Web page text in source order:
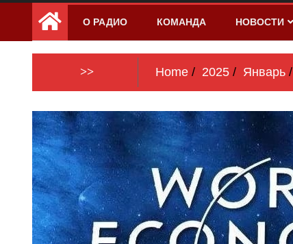
Радио МЕТРО
бесплатно в хорошем качестве Санкт-
Петербург и Россия
О РАДИО КОМАНДА НОВОСТИ
>> Home 2025 Январь